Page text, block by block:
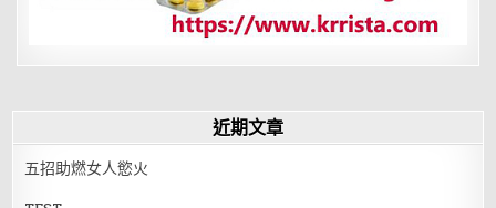
近期文章
五招助燃女人慾火